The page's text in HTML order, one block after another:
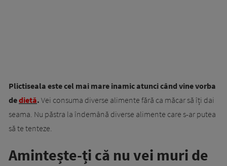
Plictiseala este cel mai mare inamic atunci când vine vorba
dedietă. Vei consuma diverse alimente fără ca măcar să îți dai
seama. Nu păstra la îndemână diverse alimente care s-ar putea
să te tenteze.
Amintește-ți că nu vei muri de